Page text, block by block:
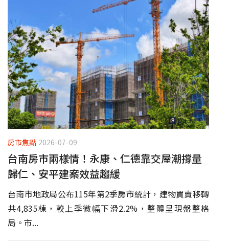
房市焦點 2026-07-09
台南房市兩樣情！永康、仁德靠交屋潮撐量
歸仁、安平建案效益趨緩
台南市地政局公布115年第2季房市統計，建物買賣移轉
共4,835棟，較上季微幅下滑2.2%，整體呈現盤整格
局。市...